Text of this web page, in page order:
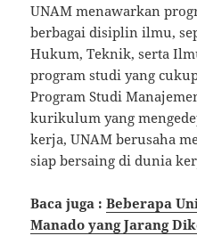
UNAM menawarkan
berbagai disiplin ilmu,
Hukum, Teknik, serta
program studi yang
Program Studi
kurikulum yang
kerja, UNAM berusaha
siap bersaing di dunia
Baca juga :Beberapa
Manado yang Jarang